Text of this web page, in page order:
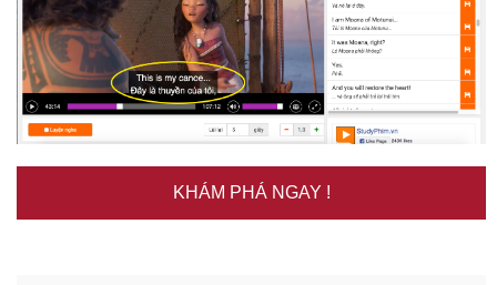
KHÁM PHÁ NGAY !